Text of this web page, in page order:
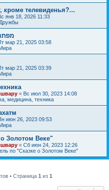
телевиденья?...
янв 18, 2026 11:33
мар 21, 2025 03:58
мар 21, 2025 03:39
« Вс июл 30, 2023 14:08
медицина, техника
июн 26, 2023 09:53
Золотом Веке"
« Сб июн 24, 2023 12:26
по "Сказке о Золотом Веке"
• Страница 1 из 1